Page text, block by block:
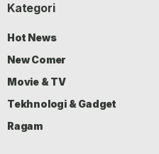
Kategori
Hot News
New Comer
Movie & TV
Tekhnologi & Gadget
Ragam